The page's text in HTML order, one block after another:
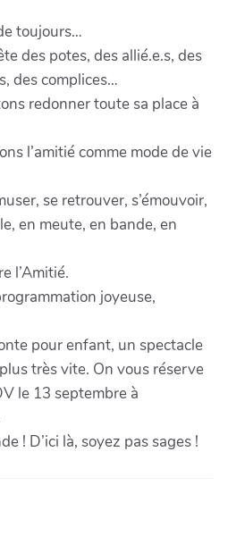
toujours…
des potes, des allié.e.s, des
des complices…
redonner toute sa place à
l’amitié comme mode de vie
se retrouver, s’émouvoir,
en meute, en bande, en
l’Amitié.
joyeuse,
pour enfant, un spectacle
très vite. On vous réserve
le 13 septembre à
! D’ici là, soyez pas sages !